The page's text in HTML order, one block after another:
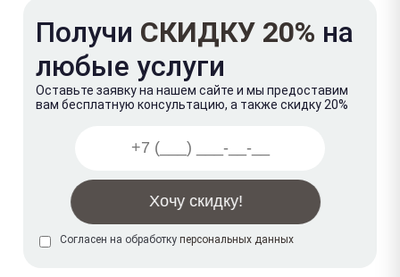
Получи СКИДКУ 20% на
любые услуги
Оставьте заявку на нашем сайте и мы предоставим
вам бесплатную консультацию, а также скидку 20%
Согласен на обработку персональных данных